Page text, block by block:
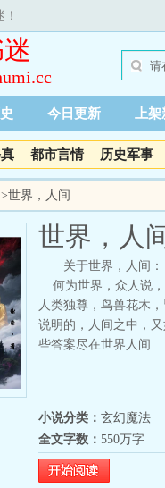
今日更新 上
都市言情 历史军事
>世界，人间
世界，人
关于世界，人间：
何为世界，众人说，
人类独尊，鸟兽花木
说明的，人间之中，
些答案尽在世界人间
小说分类： 玄幻魔法
全文字数： 550万字